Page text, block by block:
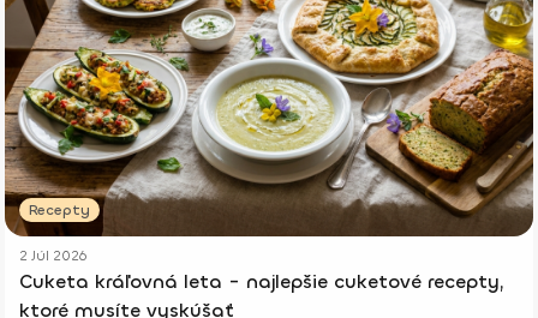
Recepty
2 Júl 2026
Cuketa kráľovná leta - najlepšie cuketové recepty,
ktoré musíte vyskúšať